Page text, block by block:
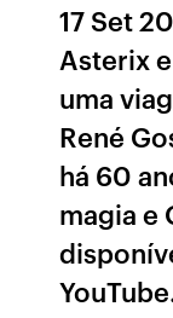
17 Set
Asterix
uma
René
há 60
magia e